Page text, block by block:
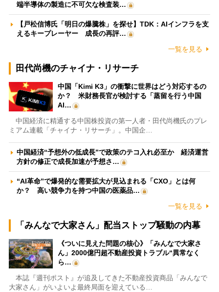
端半導体の製造に不可欠な検査装…
【戸松信博氏「明日の爆騰株」を探せ】TDK：AIインフラを支
えるキープレーヤー 成長の再評…
一覧を見る
田代尚機のチャイナ・リサーチ
中国「Kimi K3」の衝撃に世界はどう対応するの
か？ 米財務長官が検討する「蒸留を行う中国
AI…
中国経済に精通する中国株投資の第一人者・田代尚機氏のプレ
ミアム連載「チャイナ・リサーチ」。中国企…
中国経済“予想外の低成長”で政策のテコ入れ必至か 経済運営
方針の修正で成長加速が予想さ…
“AI革命”で爆発的な需要拡大が見込まれる「CXO」とは何
か？ 高い競争力を持つ中国の医薬品…
一覧を見る
「みんなで大家さん」配当ストップ騒動の内幕
《ついに見えた問題の核心》「みんなで大家さ
ん」2000億円超不動産投資トラブル“異常なく
ら…
本誌『週刊ポスト』が追及してきた不動産投資商品「みんなで
大家さん」がいよいよ最終局面を迎えている…